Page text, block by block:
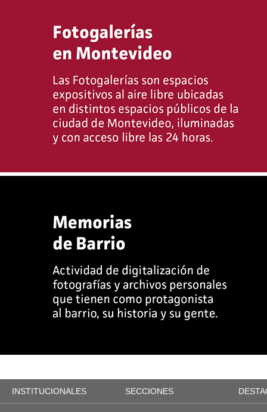
INSTITUCIONALES SECCIONES